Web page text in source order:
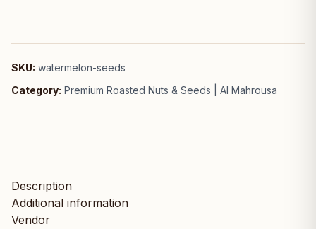
SKU: watermelon-seeds
Category: Premium Roasted Nuts & Seeds | Al Mahrousa
Description
Additional information
Vendor